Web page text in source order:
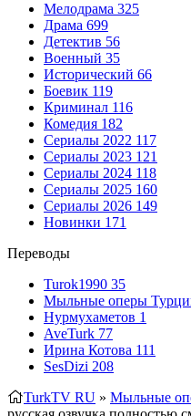
Мелодрама 325
Драма 699
Детектив 56
Военный 35
Исторический 66
Боевик 119
Криминал 116
Комедия 182
Сериалы 2022 117
Сериалы 2023 121
Сериалы 2024 118
Сериалы 2025 160
Сериалы 2026 149
Новинки 171
Переводы
Turok1990 35
Мыльные оперы
Нурмухаметов 1
AveTurk 77
Ирина Котова 111
SesDizi 208
TurkTV RU » Мыльные